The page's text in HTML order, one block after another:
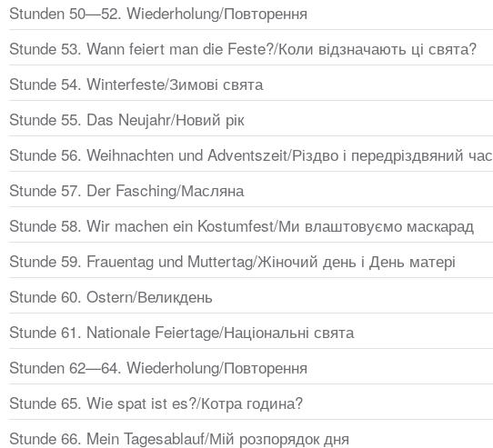
Stunden 50—52. Wiederholung/Повторення
Stunde 53. Wann feiert man die Feste?/Коли відзначають ці свята?
Stunde 54. Winterfeste/Зимові свята
Stunde 55. Das Neujahr/Новий рік
Stunde 56. Weihnachten und Adventszeit/Різдво і передріздвяний час
Stunde 57. Der Fasching/Масляна
Stunde 58. Wir machen ein Kostumfest/Ми влаштовуємо маскарад
Stunde 59. Frauentag und Muttertag/Жіночий день і День матері
Stunde 60. Ostern/Великдень
Stunde 61. Nationale Feiertage/Національні свята
Stunden 62—64. Wiederholung/Повторення
Stunde 65. Wie spat ist es?/Котра година?
Stunde 66. Mein Tagesablauf/Мій розпорядок дня